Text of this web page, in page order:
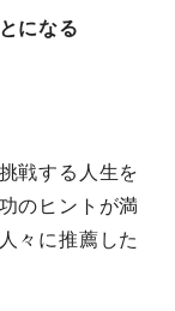
になる
戦する人生を
のヒントが満
々に推薦した